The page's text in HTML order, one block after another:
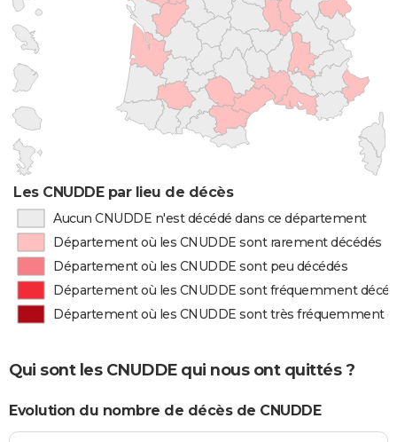
Les CNUDDE par lieu de décès
Aucun CNUDDE n'est décédé dans ce département
Département où les CNUDDE sont rarement décédés
Département où les CNUDDE sont peu décédés
Département où les CNUDDE sont fréquemment
Département où les CNUDDE sont très fréquemment
Qui sont les CNUDDE qui nous ont quittés ?
Evolution du nombre de décès de CNUDDE